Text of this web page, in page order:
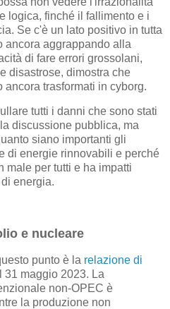
logica, finché il fallimento e i
Se c'è un lato positivo in tutta
ancora aggrappando alla
di fare errori grossolani,
disastrose, dimostra che
trasformati in cyborg.
tutti i danni che sono stati
discussione pubblica, ma
siano importanti gli
di energie rinnovabili e perché
male per tutti e ha impatti
energia.
e nucleare
punto è la relazione di
31 maggio 2023. La
non-OPEC è
la produzione non